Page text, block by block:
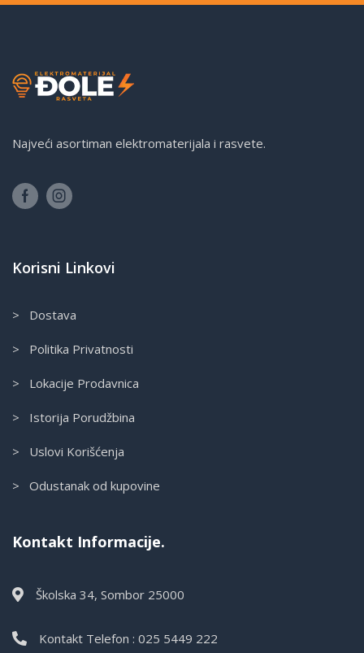
Najveći asortiman elektromaterijala i rasvete.
Korisni Linkovi
> Dostava
> Politika Privatnosti
> Lokacije Prodavnica
> Istorija Porudžbina
> Uslovi Korišćenja
> Odustanak od kupovine
Kontakt Informacije.
Školska 34, Sombor 25000
Kontakt Telefon : 025 5449 222